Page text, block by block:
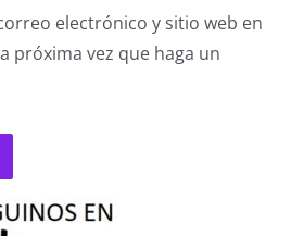
electrónico y sitio web en
próxima vez que haga un